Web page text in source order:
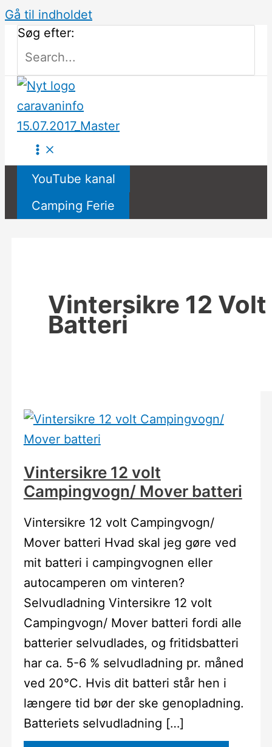
Gå til indholdet
Søg efter:
YouTube kanal
Camping Ferie
Vintersikre 12 Volt
Batteri
Vintersikre 12 volt
Campingvogn/ Mover batteri
Vintersikre 12 volt Campingvogn/
Mover batteri Hvad skal jeg gøre ved
mit batteri i campingvognen eller
autocamperen om vinteren?
Selvudladning Vintersikre 12 volt
Campingvogn/ Mover batteri fordi alle
batterier selvudlades, og fritidsbatteri
har ca. 5-6 % selvudladning pr. måned
ved 20°C. Hvis dit batteri står hen i
længere tid bør der ske genopladning.
Batteriets selvudladning […]